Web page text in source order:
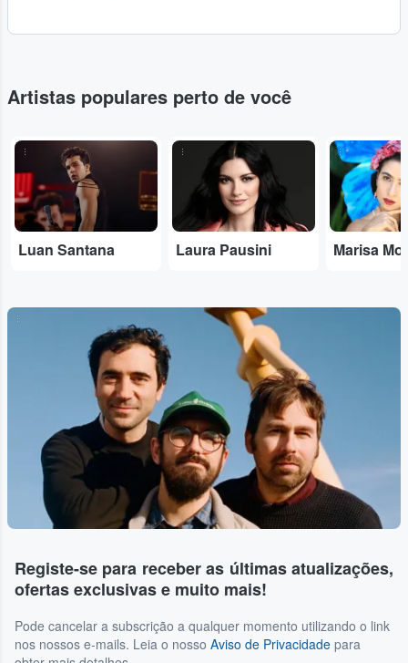
Artistas populares perto de você
...
Luan Santana
...
Laura Pausini
...
Marisa
...
Registe-se para receber as últimas atualizações,
ofertas exclusivas e muito mais!
Pode cancelar a subscrição a qualquer momento utilizando o link
nos nossos e-mails. Leia o nosso Aviso de Privacidade para